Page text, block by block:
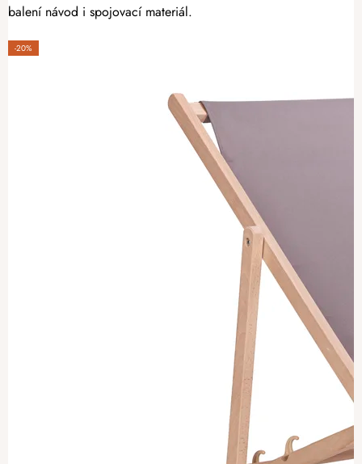
balení návod i spojovací materiál.
-20%